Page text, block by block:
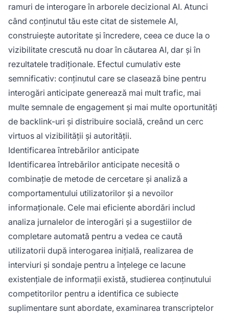
ramuri de interogare în arborele decizional AI. Atunci
când conținutul tău este citat de sistemele AI,
construiește autoritate și încredere, ceea ce duce la o
vizibilitate crescută nu doar în căutarea AI, dar și în
rezultatele tradiționale. Efectul cumulativ este
semnificativ: conținutul care se clasează bine pentru
interogări anticipate generează mai mult trafic, mai
multe semnale de engagement și mai multe oportunități
de backlink-uri și distribuire socială, creând un cerc
virtuos al vizibilității și autorității.
Identificarea întrebărilor anticipate
Identificarea întrebărilor anticipate necesită o
combinație de metode de cercetare și analiză a
comportamentului utilizatorilor și a nevoilor
informaționale. Cele mai eficiente abordări includ
analiza jurnalelor de interogări și a sugestiilor de
completare automată pentru a vedea ce caută
utilizatorii după interogarea inițială, realizarea de
interviuri și sondaje pentru a înțelege ce lacune
existențiale de informații există, studierea conținutului
competitorilor pentru a identifica ce subiecte
suplimentare sunt abordate, examinarea transcriptelor